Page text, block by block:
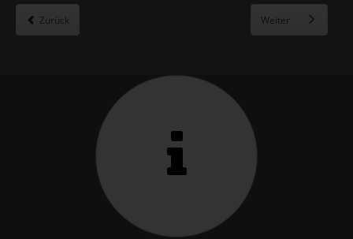
Zurück Weiter